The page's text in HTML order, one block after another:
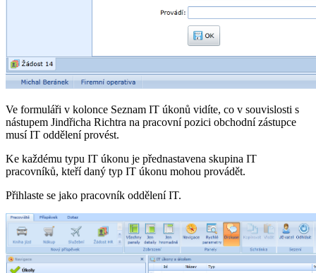
Ve formuláři v kolonce Seznam IT úkonů vidíte, co v souvislosti s
nástupem Jindřicha Richtra na pracovní pozici obchodní zástupce
musí IT oddělení provést.
Ke každému typu IT úkonu je přednastavena skupina IT
pracovníků, kteří daný typ IT úkonu mohou provádět.
Přihlaste se jako pracovník oddělení IT.